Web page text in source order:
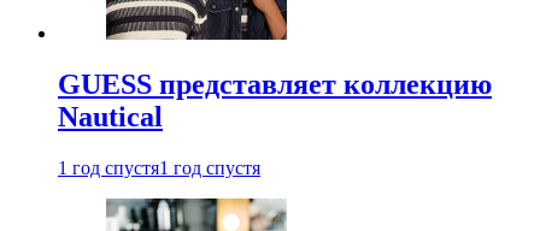
GUESS представляет коллекцию
Nautical
1 год спустя1 год спустя